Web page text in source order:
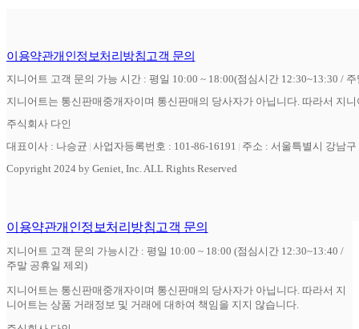
이용약관개인정보처리방침고객 문의
지니어트 고객 문의 가능 시간 : 평일 10:00 ~ 18:00(점심시간 12:30~13:30 /
지니어트는 통신판매중개자이며 통신판매의 당사자가 아닙니다. 따라서 지
주식회사 다인
대표이사 : 나승균 사업자등록번호 : 101-86-16191
주소 : 서울특별시 강남
Copyright 2024 by Geniet, Inc. ALL Rights Reserved
이용약관개인정보처리방침고객 문의
지니어트 고객 문의 가능시간 : 평일 10:00 ~ 18:00 (점심시간 12:30~13:40 /
주말 공휴일 제외)
지니어트는 통신판매중개자이며 통신판매의 당사자가 아닙니다. 따라서 지
니어트는 상품 거래정보 및 거래에 대하여 책임을 지지 않습니다.